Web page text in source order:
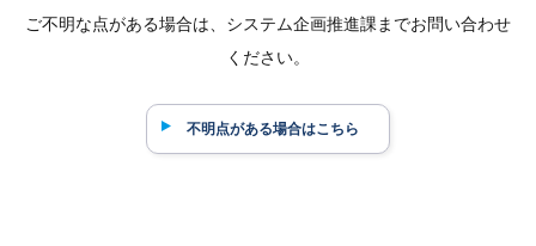
ご不明な点がある場合は、システム企画推進課までお問い合わせ
ください。
不明点がある場合はこちら